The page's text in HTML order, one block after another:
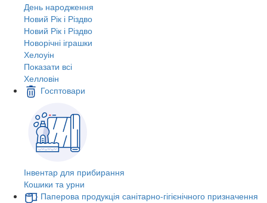
День народження
Новий Рік і Різдво
Новий Рік і Різдво
Новорічні іграшки
Хелоуін
Показати всі
Хелловін
Госптовари
Інвентар для прибирання
Кошики та урни
Паперова продукція санітарно-гігієнічного призначення